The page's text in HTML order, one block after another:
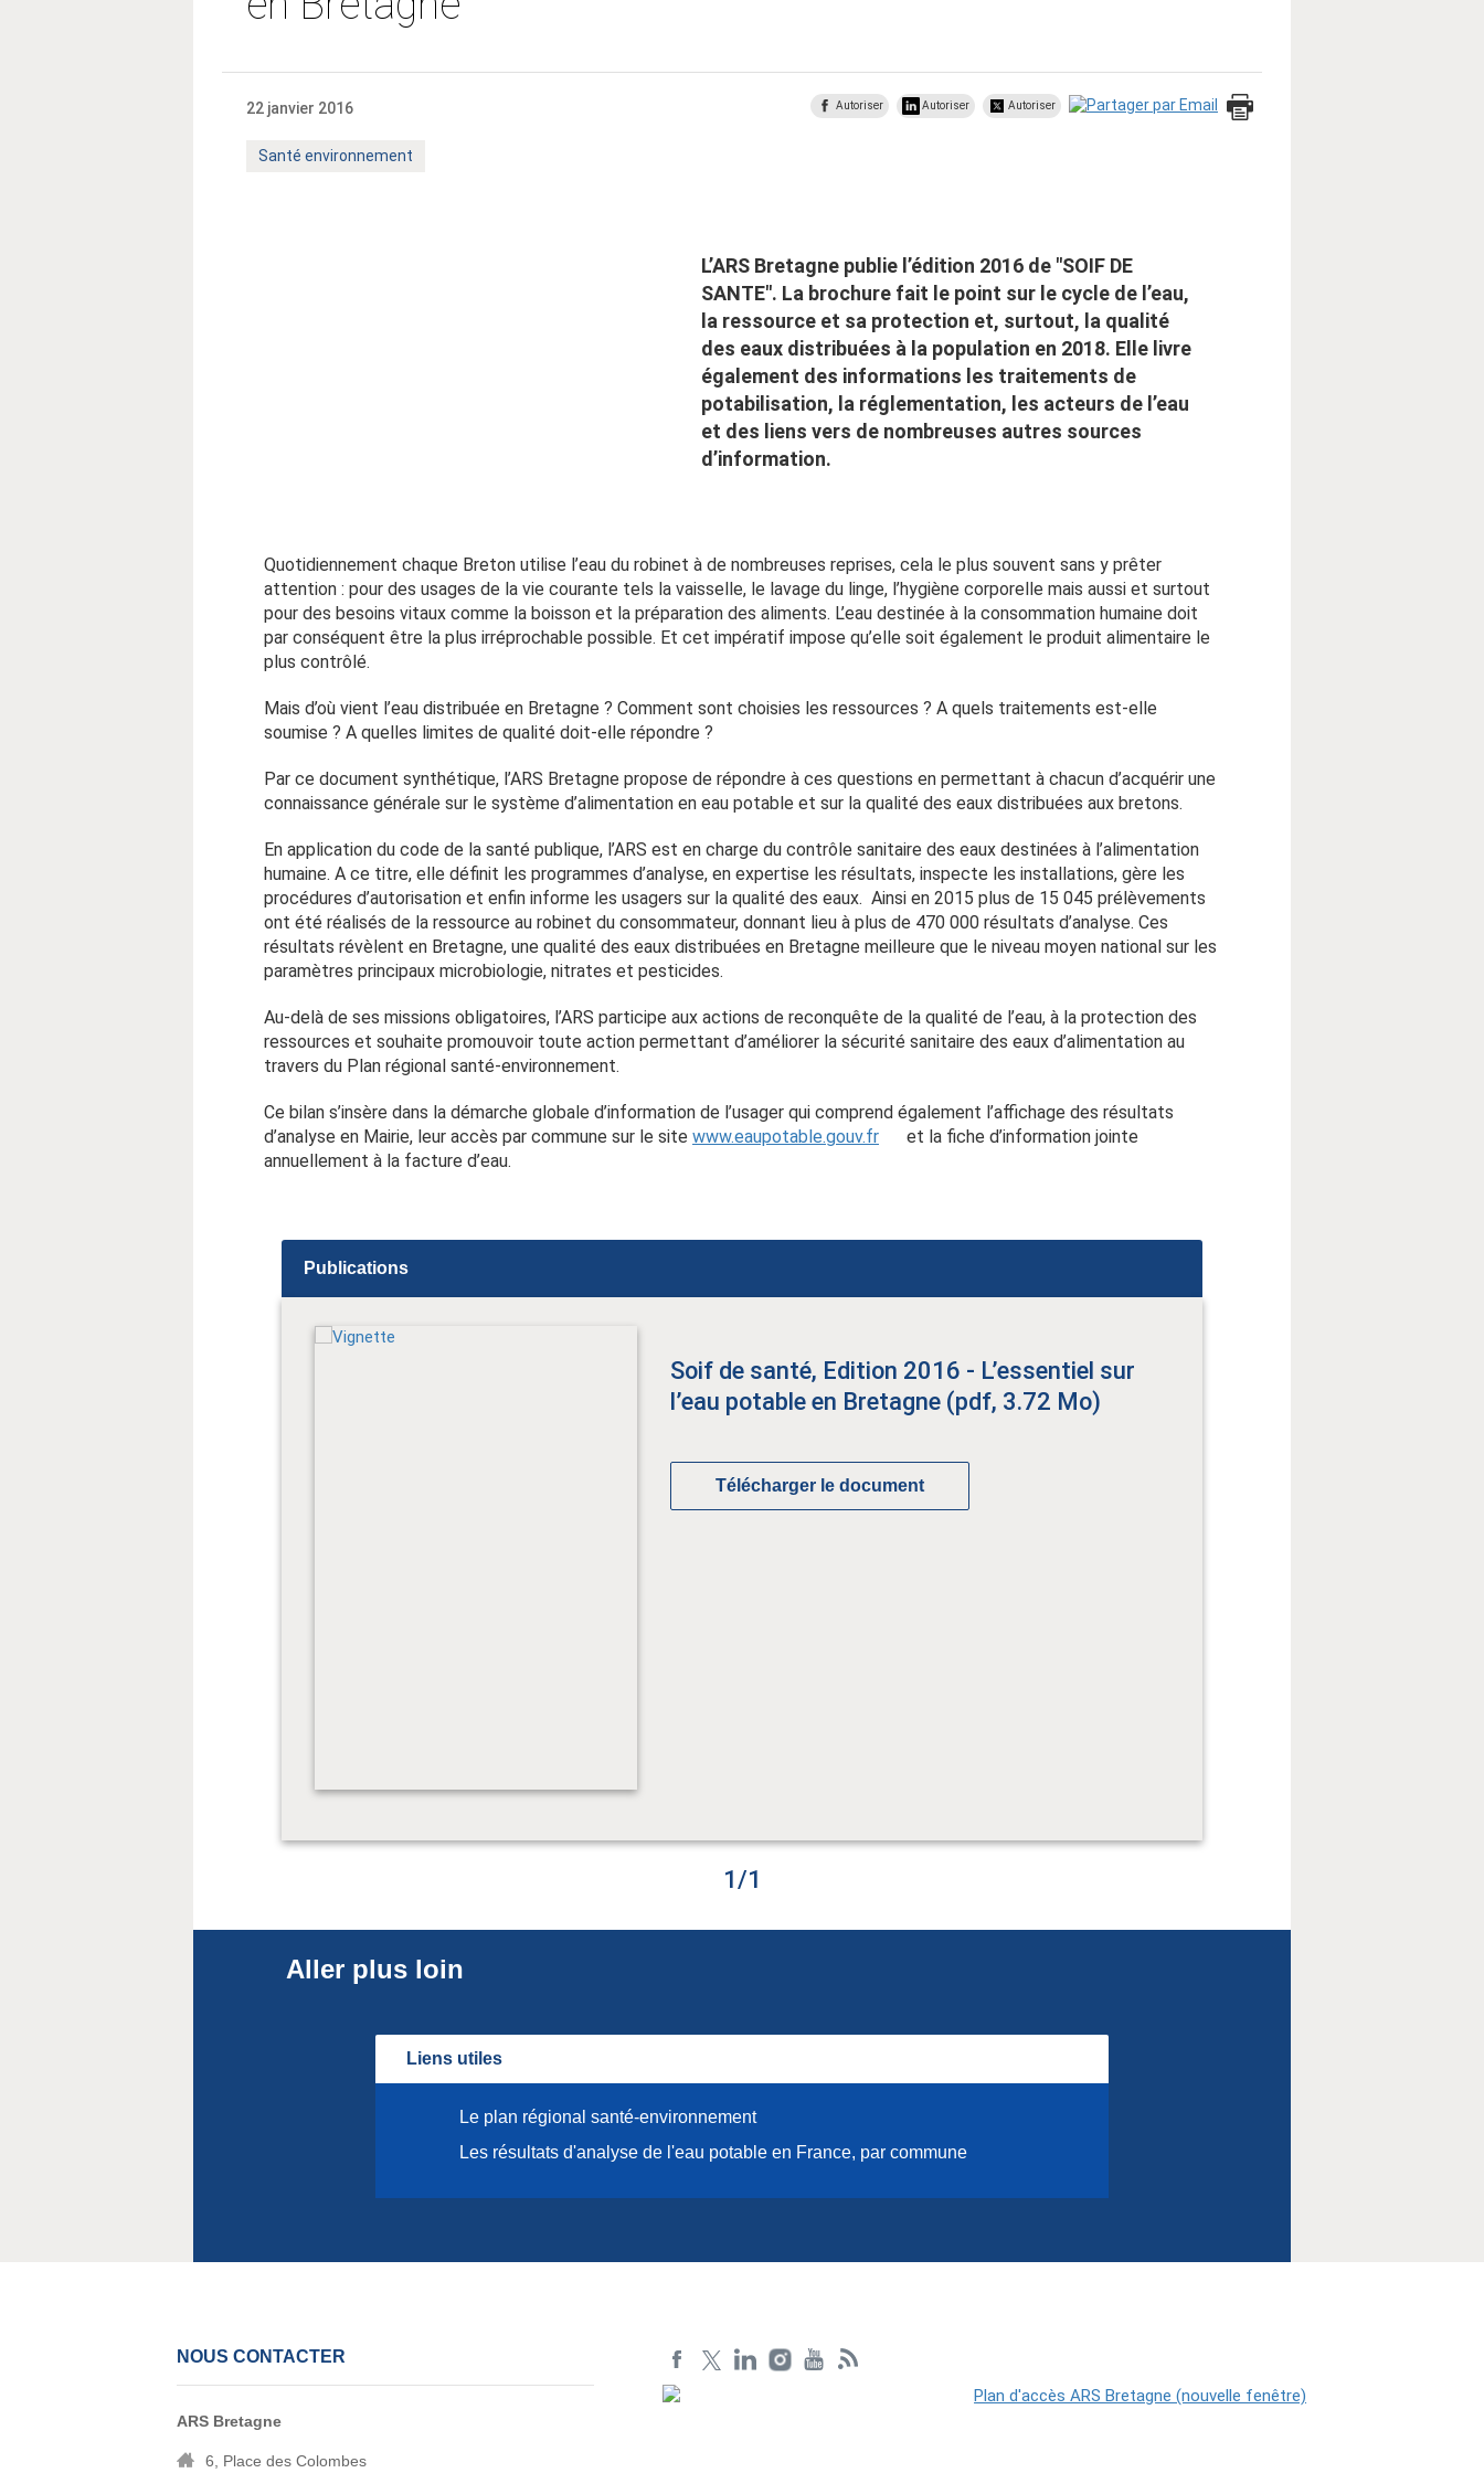
22 janvier 2016 Autoriser Autoriser Autoriser
Mot
Santé environnement
L’ARS Bretagne publie l’édition 2016 de "SOIF DE
SANTE". La brochure fait le point sur le cycle de l’eau,
la ressource et sa protection et, surtout, la qualité
des eaux distribuées à la population en 2018. Elle livre
également des informations les traitements de
potabilisation, la réglementation, les acteurs de l’eau
et des liens vers de nombreuses autres sources
d’information.
Quotidiennement chaque Breton utilise l’eau du robinet à de nombreuses reprises, cela le plus souvent sans y prêter
attention : pour des usages de la vie courante tels la vaisselle, le lavage du linge, l’hygiène corporelle mais aussi et surtout
pour des besoins vitaux comme la boisson et la préparation des aliments. L’eau destinée à la consommation humaine doit
par conséquent être la plus irréprochable possible. Et cet impératif impose qu’elle soit également le produit alimentaire le
plus contrôlé.
Mais d’où vient l’eau distribuée en Bretagne ? Comment sont choisies les ressources ? A quels traitements est-elle
soumise ? A quelles limites de qualité doit-elle répondre ?
Par ce document synthétique, l’ARS Bretagne propose de répondre à ces questions en permettant à chacun d’acquérir une
connaissance générale sur le système d’alimentation en eau potable et sur la qualité des eaux distribuées aux bretons.
En application du code de la santé publique, l’ARS est en charge du contrôle sanitaire des eaux destinées à l’alimentation
humaine. A ce titre, elle définit les programmes d’analyse, en expertise les résultats, inspecte les installations, gère les
procédures d’autorisation et enfin informe les usagers sur la qualité des eaux. Ainsi en 2015 plus de 15 045 prélèvements
ont été réalisés de la ressource au robinet du consommateur, donnant lieu à plus de 470 000 résultats d’analyse. Ces
résultats révèlent en Bretagne, une qualité des eaux distribuées en Bretagne meilleure que le niveau moyen national sur les
paramètres principaux microbiologie, nitrates et pesticides.
Au-delà de ses missions obligatoires, l’ARS participe aux actions de reconquête de la qualité de l’eau, à la protection des
ressources et souhaite promouvoir toute action permettant d’améliorer la sécurité sanitaire des eaux d’alimentation au
travers du Plan régional santé-environnement.
Ce bilan s’insère dans la démarche globale d’information de l’usager qui comprend également l’affichage des résultats
d’analyse en Mairie, leur accès par commune sur le site www.eaupotable.gouv.fr
et la fiche d’information jointe
annuellement à la facture d’eau.
Publications
Soif de santé, Edition 2016 - L’essentiel sur
l’eau potable en Bretagne (pdf, 3.72 Mo)
Télécharger le document
1/1
Aller plus loin
Liens utiles
Le plan régional santé-environnement
Les résultats d'analyse de l'eau potable en France, par commune
NOUS CONTACTER
ARS Bretagne
6, Place des Colombes